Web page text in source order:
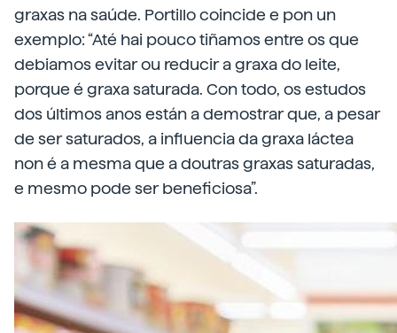
graxas na saúde. Portillo coincide e pon un
exemplo: “Até hai pouco tiñamos entre os que
debiamos evitar ou reducir a graxa do leite,
porque é graxa saturada. Con todo, os estudos
dos últimos anos están a demostrar que, a pesar
de ser saturados, a influencia da graxa láctea
non é a mesma que a doutras graxas saturadas,
e mesmo pode ser beneficiosa”.